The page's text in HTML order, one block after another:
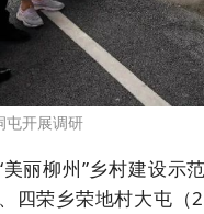
屯开展调研
丽柳州”乡村建设示
四荣乡荣地村大屯